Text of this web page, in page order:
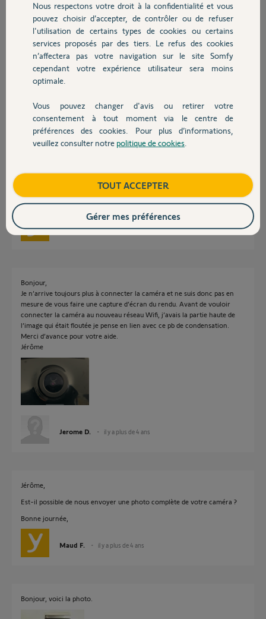
Chauffage
Autres produits
Devis avec un pro
Contact
Merci,
Jerome D.
il y a plus de 4 ans
Participer au fil de discussion
Réponses
Est-il possible de nous faire parvenir d'une capture écran de l'effet de
condensation ainsi une photo vu de face de votre caméra ?
Bonne journée,
Maud F. il y a plus de 4 ans
Bonjour,
Je n’arrive toujours plus à connecter la caméra et ne suis donc pas en
mesure de vous faire une capture d’écran du rendu. Avant de vouloir
connecter la caméra au nouveau réseau Wifi, j’avais la partie haute de
l’image qui était floutée je pense en lien avec ce pb de condensation.
Merci d’avance pour votre aide.
Jérôme
Jerome D. il y a plus de 4 ans
Jérôme,
Est-il possible de nous envoyer une photo complète de votre caméra ?
Bonne journée,
Maud F. il y a plus de 4 ans
Bonjour, voici la photo.
Nous respectons votre droit à la confidentialité et vous
pouvez choisir d’accepter, de contrôler ou de refuser
l'utilisation de certains types de cookies ou certains
services proposés par des tiers. Le refus des cookies
n’affectera pas votre navigation sur le site Somfy
cependant votre expérience utilisateur sera moins
optimale.
Vous pouvez changer d'avis ou retirer votre
consentement à tout moment via le centre de
préférences des cookies. Pour plus d’informations,
veuillez consulter notre politique de cookies
TOUT ACCEPTER
Gérer mes préférences